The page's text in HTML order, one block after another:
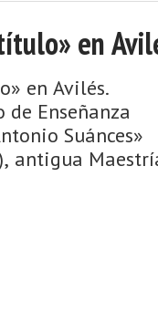
en
en Avilés.
Enseñanza
Suánces»
antigua